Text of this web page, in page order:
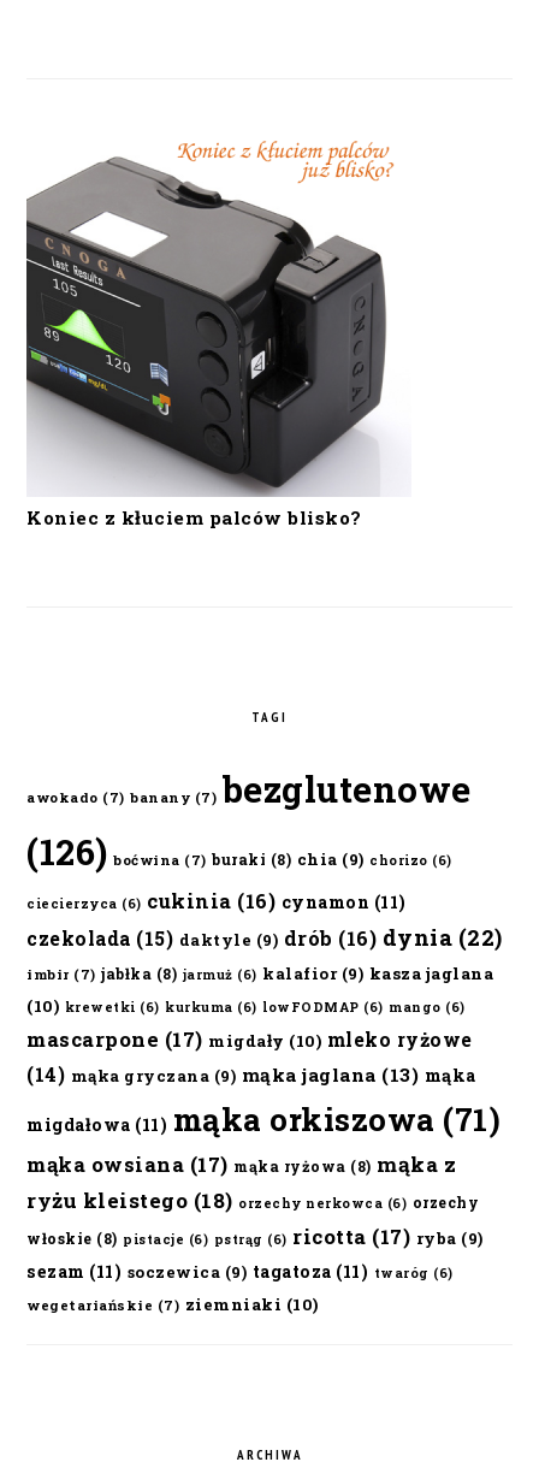
Koniec z kłuciem palców blisko?
TAGI
awokado (7) banany (7) bezglutenowe
(126) boćwina (7) buraki (8) chia (9) chorizo (6)
ciecierzyca (6) cukinia (16) cynamon (11)
czekolada (15) daktyle (9) drób (16) dynia (22)
imbir (7) jabłka (8) jarmuż (6) kalafior(9) kasza jaglana
(10) krewetki (6) kurkuma (6) lowFODMAP (6) mango (6)
mascarpone (17) migdały (10) mleko ryżowe
(14) mąka gryczana (9) mąka jaglana (13) mąka
migdałowa (11) mąka orkiszowa (71)
mąka owsiana (17) mąka ryżowa (8) mąka z
ryżu kleistego (18) orzechy nerkowca (6) orzechy
włoskie (8) pistacje (6) pstrąg (6) ricotta (17) ryba (9)
sezam (11) soczewica (9) tagatoza (11) twaróg (6)
wegetariańskie (7) ziemniaki (10)
ARCHIWA